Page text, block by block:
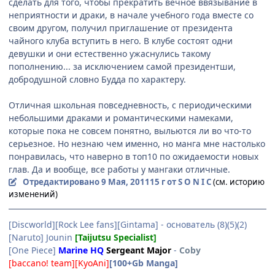
неприятности и драки, в начале учебного года вместе со
своим другом, получил приглашение от президента
чайного клуба вступить в него. В клубе состоят одни
девушки и они естественно ужаснулись такому
пополнению... за исключением самой президентши,
добродушной словно Будда по характеру.
Отличная школьная повседневность, с периодическими
небольшими драками и романтическими намеками,
которые пока не совсем понятно, выльются ли во что-то
серьезное. Но незнаю чем именно, но манга мне настолько
понравилась, что наверно в топ10 по ожидаемости новых
глав. Да и вообще, все работы у мангаки отличные.
Отредактировано9 Мая, 201115 гот S O N I C(см. историю
изменений)
[Discworld][Rock Lee fans][Gintama] - основатель (8)(5)(2)
[Naruto] Jounin [Taijutsu Specialist]
[One Piece] Marine HQ Sergeant Major - Coby
[baccano! team][KyoAni][100+Gb Manga]